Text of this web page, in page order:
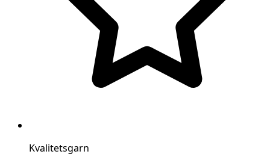
Kvalitetsgarn